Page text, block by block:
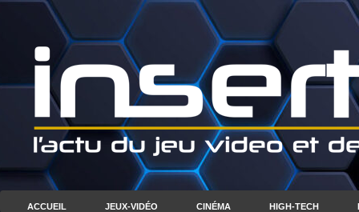
ACCUEIL JEUX-VIDÉO CINÉMA HIGH-TECH